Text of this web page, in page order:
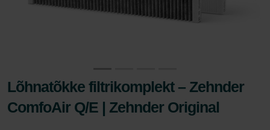
Lõhnatõkke filtrikomplekt – Zehnder
ComfoAir Q/E | Zehnder Original